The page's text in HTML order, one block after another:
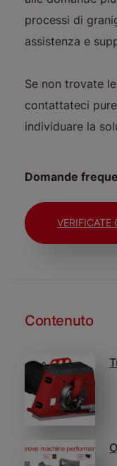
processi di
assistenza e
Se non trovate
contattateci
individuare la
Domande
VERIFICATE
Contenuto